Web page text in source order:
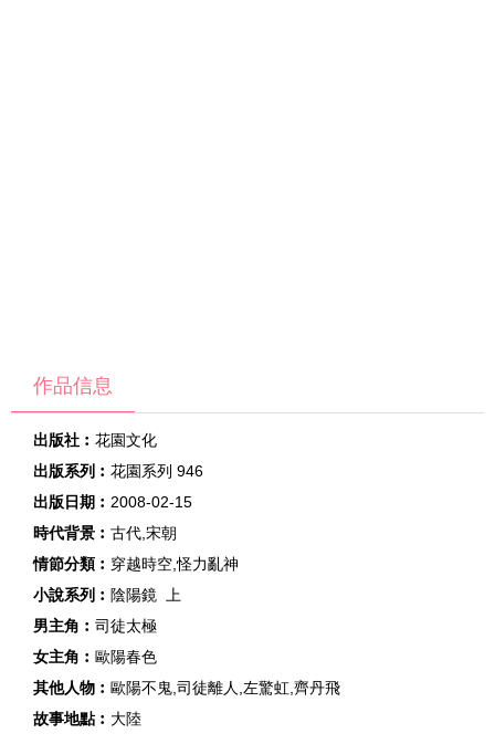
作品信息
出版社︰ 花園文化
出版系列︰ 花園系列 946
出版日期︰ 2008-02-15
時代背景︰ 古代,宋朝
情節分類︰ 穿越時空,怪力亂神
小說系列︰ 陰陽鏡 上
男主角︰ 司徒太極
女主角︰ 歐陽春色
其他人物︰ 歐陽不鬼,司徒離人,左驚虹,齊丹飛
故事地點︰ 大陸